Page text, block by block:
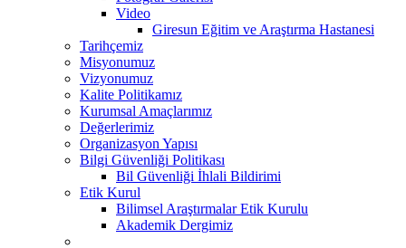
Video
Giresun Eğitim ve Araştırma Hastanesi
Tarihçemiz
Misyonumuz
Vizyonumuz
Kalite Politikamız
Kurumsal Amaçlarımız
Değerlerimiz
Organizasyon Yapısı
Bilgi Güvenliği Politikası
Bil Güvenliği İhlali Bildirimi
Etik Kurul
Bilimsel Araştırmalar Etik Kurulu
Akademik Dergimiz